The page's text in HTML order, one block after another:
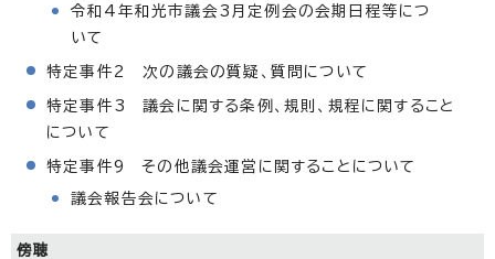
令和4年和光市議会3月定例会の会期日程等につ
いて
特定事件2 次の議会の質疑、質問について
特定事件3 議会に関する条例、規則、規程に関すること
について
特定事件9 その他議会運営に関することについて
議会報告会について
傍聴